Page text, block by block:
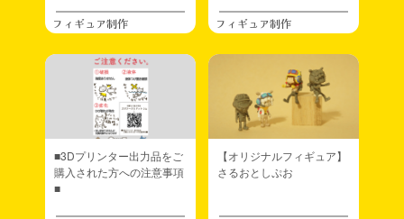
フィギュア制作 フィギュア制作
■3Dプリンター出力品をご
購入された方への注意事項
■
【オリジナルフィギュア】
さるおとしぷお